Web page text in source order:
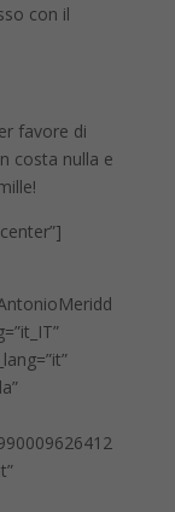
con il
favore di
costa nulla e